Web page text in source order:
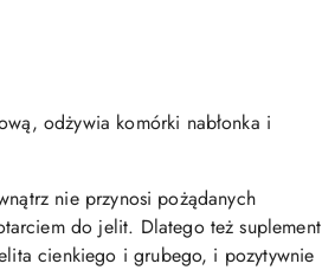
odżywia komórki nabłonka i
nie przynosi pożądanych
do jelit. Dlatego też suplement
cienkiego i grubego, i pozytywnie